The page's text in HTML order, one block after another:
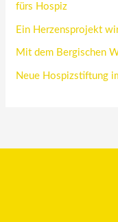
fürs Hospiz
Ein Herzensprojekt
Mit dem Bergischen
Neue Hospizstiftung